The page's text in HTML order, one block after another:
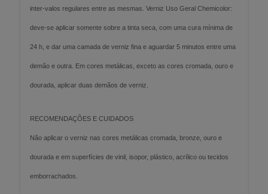
inter-valos regulares entre as mesmas. Verniz Uso Geral Chemicolor:
deve-se aplicar somente sobre a tinta seca, com uma cura mínima de
24 h, e dar uma camada de verniz fina e aguardar 5 minutos entre uma
demão e outra. Em cores metálicas, exceto as cores cromada, ouro e
dourada, aplicar duas demãos de verniz.
RECOMENDAÇÕES E CUIDADOS
Não aplicar o verniz nas cores metálicas cromada, bronze, ouro e
dourada e em superfícies de vinil, isopor, plástico, acrílico ou tecidos
emborrachados.